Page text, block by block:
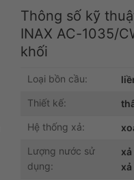
Thông số kỹ
INAX AC-1035/
khối
Loại bồn cầu:
Thiết kế:
Hệ thống xả:
Lượng nước sử
dụng: